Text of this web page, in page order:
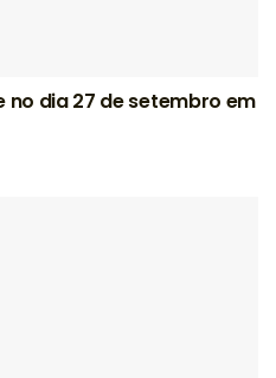
no dia 27 de setembro em